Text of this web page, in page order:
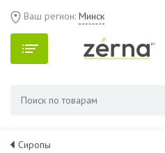
Ваш регион: Минск
Сиропы